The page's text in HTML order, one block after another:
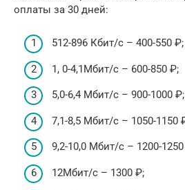
оплаты за 30 дней:
512-896 Кбит/с – 400-550 ₽;
1, 0-4,1Мбит/с – 600-850 ₽;
5,0-6,4 Мбит/с – 900-1000 ₽;
7,1-8,5 Мбит/с – 1050-1150
9,2-10,0 Мбит/с – 1200-
12Мбит/с – 1300 ₽;